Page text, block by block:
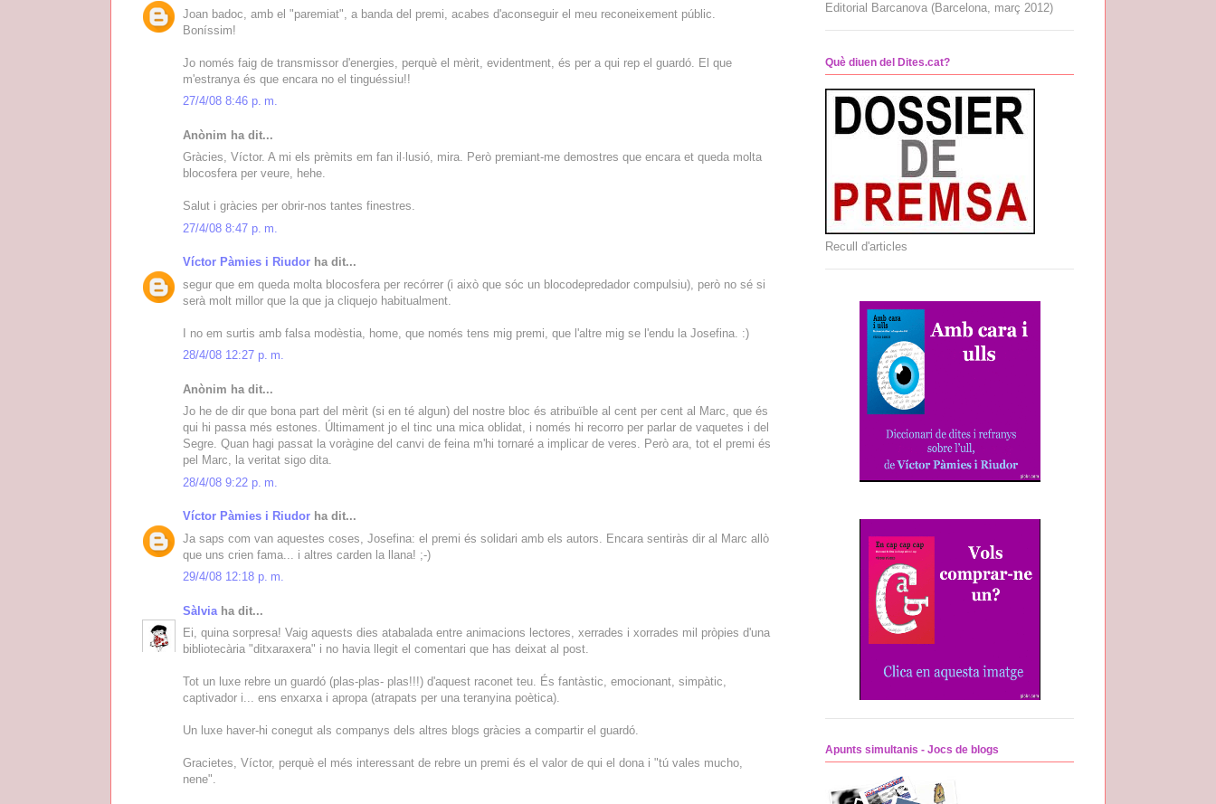
Joan badoc, amb el "paremiat", a banda del premi, acabes d'aconseguir el meu reconeixement públic.
Boníssim!
Jo només faig de transmissor d'energies, perquè el mèrit, evidentment, és per a qui rep el guardó. El que
m'estranya és que encara no el tinguéssiu!!
27/4/08 8:46 p. m.
Anònim ha dit...
Gràcies, Víctor. A mi els prèmits em fan il·lusió, mira. Però premiant-me demostres que encara et queda molta
blocosfera per veure, hehe.
Salut i gràcies per obrir-nos tantes finestres.
27/4/08 8:47 p. m.
Víctor Pàmies i Riudor ha dit...
segur que em queda molta blocosfera per recórrer (i això que sóc un blocodepredador compulsiu), però no sé si
serà molt millor que la que ja cliquejo habitualment.
I no em surtis amb falsa modèstia, home, que només tens mig premi, que l'altre mig se l'endu la Josefina. :)
28/4/08 12:27 p. m.
Anònim ha dit...
Jo he de dir que bona part del mèrit (si en té algun) del nostre bloc és atribuïble al cent per cent al Marc, que és
qui hi passa més estones. Últimament jo el tinc una mica oblidat, i només hi recorro per parlar de vaquetes i del
Segre. Quan hagi passat la voràgine del canvi de feina m'hi tornaré a implicar de veres. Però ara, tot el premi és
pel Marc, la veritat sigo dita.
28/4/08 9:22 p. m.
Víctor Pàmies i Riudor ha dit...
Ja saps com van aquestes coses, Josefina: el premi és solidari amb els autors. Encara sentiràs dir al Marc allò
que uns crien fama... i altres carden la llana! ;-)
29/4/08 12:18 p. m.
Sàlvia ha dit...
Ei, quina sorpresa! Vaig aquests dies atabalada entre animacions lectores, xerrades i xorrades mil pròpies d'una
bibliotecària "ditxaraxera" i no havia llegit el comentari que has deixat al post.
Tot un luxe rebre un guardó (plas-plas- plas!!!) d'aquest raconet teu. És fantàstic, emocionant, simpàtic,
captivador i... ens enxarxa i apropa (atrapats per una teranyina poètica).
Un luxe haver-hi conegut als companys dels altres blogs gràcies a compartir el guardó.
Gracietes, Víctor, perquè el més interessant de rebre un premi és el valor de qui el dona i "tú vales mucho,
nene".
Editorial Barcanova (Barcelona, març 2012)
Què diuen del Dites.cat?
Recull d'articles
Apunts simultanis - Jocs de blogs